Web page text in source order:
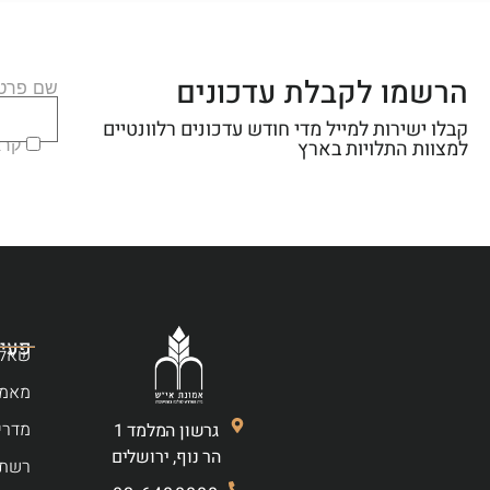
הרשמו לקבלת עדכונים
קבלו ישירות למייל מדי חודש עדכונים רלוונטיים
למצוות התלויות בארץ
שם
גרשון המלמד 1
הר נוף, ירושלים